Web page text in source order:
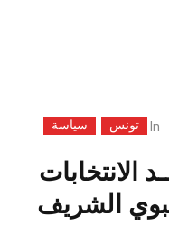
In تونس سياسة
الانتخابات
الشريف